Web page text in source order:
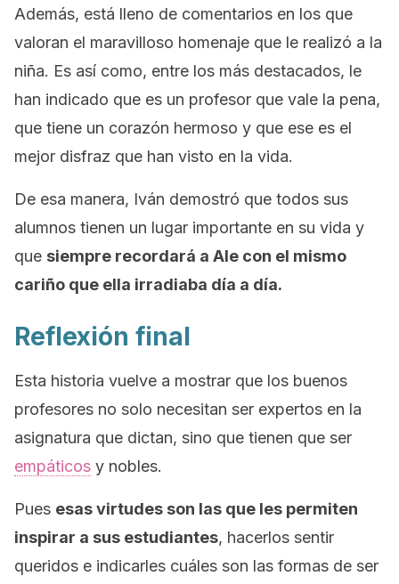
Además, está lleno de comentarios en los que
valoran el maravilloso homenaje que le realizó a la
niña. Es así como, entre los más destacados, le
han indicado que es un profesor que vale la pena,
que tiene un corazón hermoso y que ese es el
mejor disfraz que han visto en la vida.
De esa manera, Iván demostró que todos sus
alumnos tienen un lugar importante en su vida y
que siempre recordará a Ale con el mismo
cariño que ella irradiaba día a día.
Reflexión final
Esta historia vuelve a mostrar que los buenos
profesores no solo necesitan ser expertos en la
asignatura que dictan, sino que tienen que ser
empáticos y nobles.
Pues esas virtudes son las que les permiten
inspirar a sus estudiantes, hacerlos sentir
queridos e indicarles cuáles son las formas de ser